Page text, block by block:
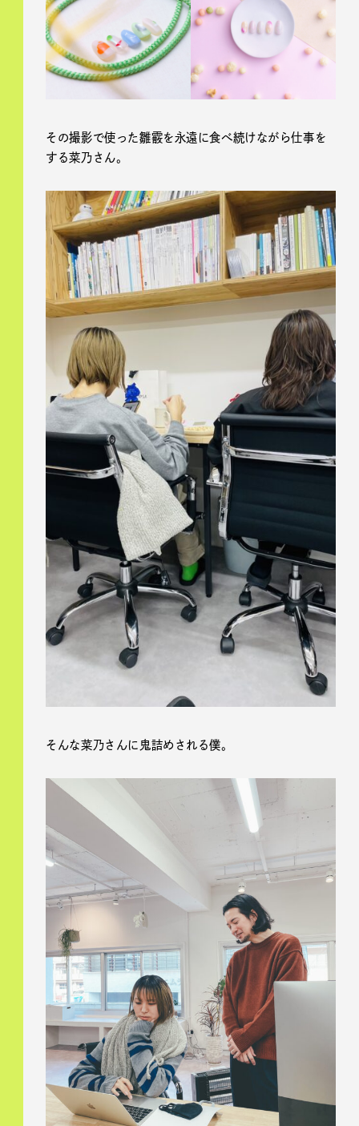
その撮影で使った雛霰を永遠に食べ続けながら仕事を
する菜乃さん。
そんな菜乃さんに鬼詰めされる僕。